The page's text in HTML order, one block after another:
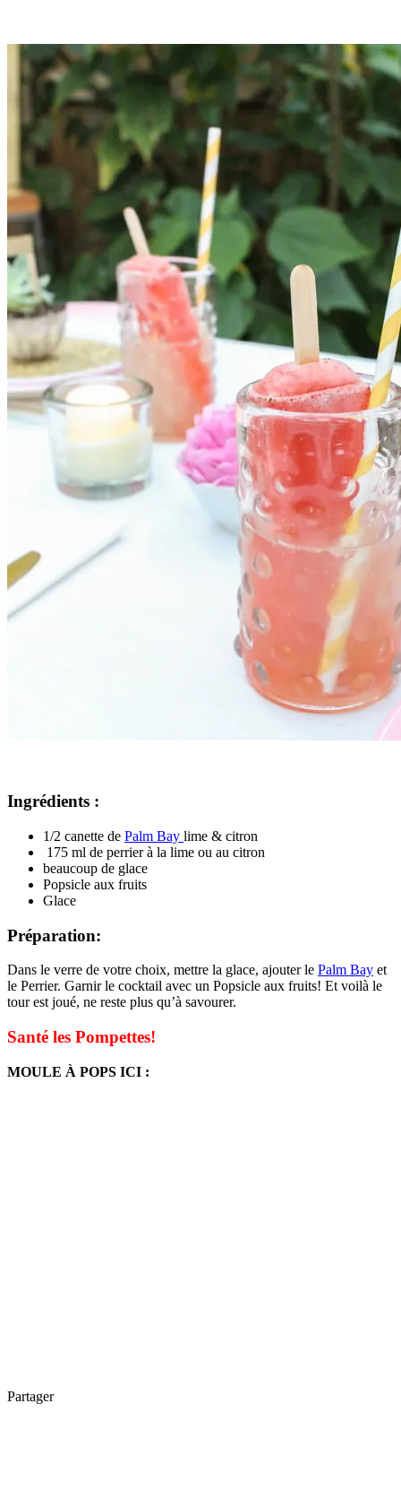
Ingrédients :
1/2 canette de Palm Bay lime & citron
175 ml de perrier à la lime ou au citron
beaucoup de glace
Popsicle aux fruits
Glace
Préparation:
Dans le verre de votre choix, mettre la glace, ajouter le Palm Bay et
le Perrier. Garnir le cocktail avec un Popsicle aux fruits! Et voilà le
tour est joué, ne reste plus qu’à savourer.
Santé les Pompettes!
MOULE À POPS ICI :
Partager